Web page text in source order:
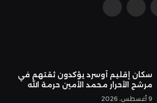
الانستغرامبينتيريستيوتيوب
سكان إقليم أوسرد يؤكدون ثقتهم في
مرشح الأحرار محمد الأمين حرمة الله
9 أغسطس، 2026